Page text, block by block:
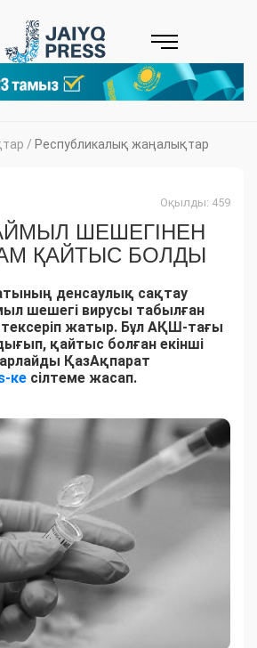
/ Республикалық жаңалықтар
Оқылды: 459
ШЕШЕГІНЕН
ҚАЙТЫС БОЛДЫ
денсаулық сақтау
шешегі вирусы табылған
жатыр. Бұл АҚШ-тағы
қайтыс болған екінші
ҚазАқпарат
ке сілтеме жасап.